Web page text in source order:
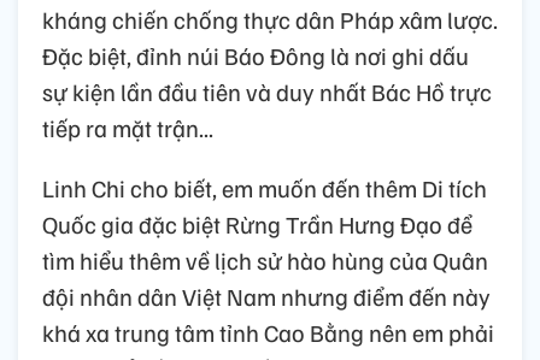
kháng chiến chống thực dân Pháp xâm lược.
Đặc biệt, đỉnh núi Báo Đông là nơi ghi dấu
sự kiện lần đầu tiên và duy nhất Bác Hồ trực
tiếp ra mặt trận...
Linh Chi cho biết, em muốn đến thêm Di tích
Quốc gia đặc biệt Rừng Trần Hưng Đạo để
tìm hiểu thêm về lịch sử hào hùng của Quân
đội nhân dân Việt Nam nhưng điểm đến này
khá xa trung tâm tỉnh Cao Bằng nên em phải